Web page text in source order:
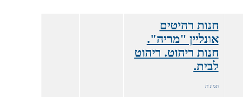
חנות רהיטים
אונליין "מריה".
חנות ריהוט. ריהוט
לבית.
תמונות